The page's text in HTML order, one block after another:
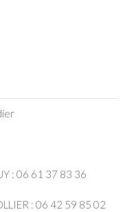
: 06 61 37 83 36
: 06 42 59 85 02